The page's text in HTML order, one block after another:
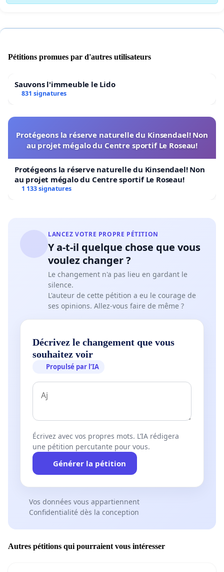
Pétitions promues par d'autres utilisateurs
Sauvons l'immeuble le Lido
831 signatures
Protégeons la réserve naturelle du Kinsendael! Non
au projet mégalo du Centre sportif Le Roseau!
Protégeons la réserve naturelle du Kinsendael! Non
au projet mégalo du Centre sportif Le Roseau!
1 133 signatures
LANCEZ VOTRE PROPRE PÉTITION
Y a-t-il quelque chose que vous
voulez changer ?
Le changement n'a pas lieu en gardant le
silence.
L'auteur de cette pétition a eu le courage de
ses opinions. Allez-vous faire de même ?
Décrivez le changement que vous
souhaitez voir
Propulsé par l’IA
Écrivez avec vos propres mots. L’IA rédigera
une pétition percutante pour vous.
Générer la pétition
Vos données vous appartiennent
Confidentialité dès la conception
Autres pétitions qui pourraient vous intéresser